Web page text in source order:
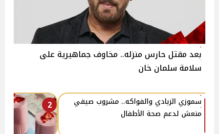
بعد مقتل حارس منزله.. مخاوف جماهيرية على
سلامة سلمان خان
2
سموزي الزبادي والفواكه.. مشروب صيفي
منعش لدعم صحة الأطفال